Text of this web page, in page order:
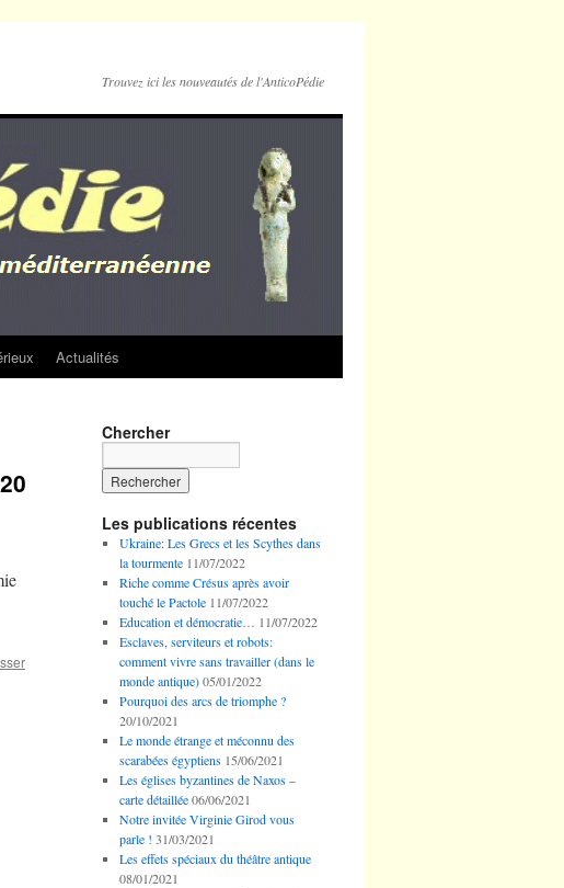
Trouvez ici les nouveautés de l'AnticoPédie
Actualités
Chercher
Les publications récentes
Ukraine: Les Grecs et les Scythes dans
la tourmente 11/07/2022
Riche comme Crésus après avoir
touché le Pactole 11/07/2022
Education et démocratie… 11/07/2022
Esclaves, serviteurs et robots:
comment vivre sans travailler (dans le
monde antique) 05/01/2022
Pourquoi des arcs de triomphe ?
20/10/2021
Le monde étrange et méconnu des
scarabées égyptiens 15/06/2021
Les églises byzantines de Naxos –
carte détaillée 06/06/2021
Notre invitée Virginie Girod vous
parle ! 31/03/2021
Les effets spéciaux du théâtre antique
08/01/2021